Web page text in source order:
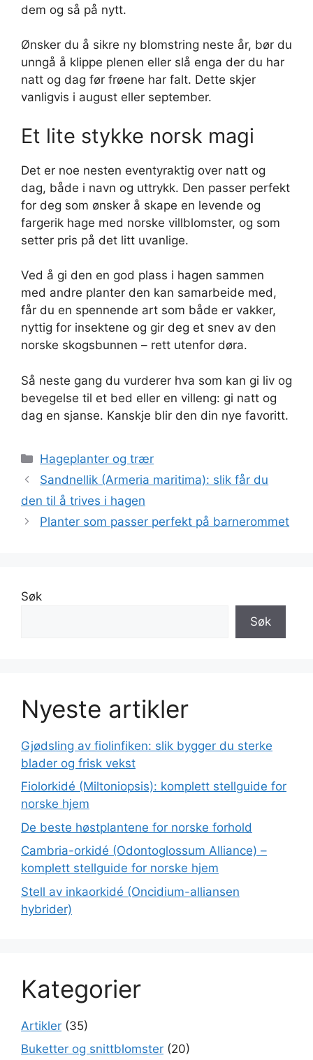
dem og så på nytt.
Ønsker du å sikre ny blomstring neste år, bør du
unngå å klippe plenen eller slå enga der du har
natt og dag før frøene har falt. Dette skjer
vanligvis i august eller september.
Et lite stykke norsk magi
Det er noe nesten eventyraktig over natt og
dag, både i navn og uttrykk. Den passer perfekt
for deg som ønsker å skape en levende og
fargerik hage med norske villblomster, og som
setter pris på det litt uvanlige.
Ved å gi den en god plass i hagen sammen
med andre planter den kan samarbeide med,
får du en spennende art som både er vakker,
nyttig for insektene og gir deg et snev av den
norske skogsbunnen – rett utenfor døra.
Så neste gang du vurderer hva som kan gi liv og
bevegelse til et bed eller en villeng: gi natt og
dag en sjanse. Kanskje blir den din nye favoritt.
Kategorier
Hageplanter og trær
Sandnellik (Armeria maritima): slik får du
den til å trives i hagen
Planter som passer perfekt på barnerommet
Søk
Søk
Nyeste artikler
Gjødsling av fiolinfiken: slik bygger du sterke
blader og frisk vekst
Fiolorkidé (Miltoniopsis): komplett stellguide for
norske hjem
De beste høstplantene for norske forhold
Cambria-orkidé (Odontoglossum Alliance) –
komplett stellguide for norske hjem
Stell av inkaorkidé (Oncidium-alliansen
hybrider)
Kategorier
Artikler (35)
Buketter og snittblomster (20)